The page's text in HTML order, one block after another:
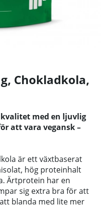
Chokladkola,
med en ljuvlig
att vara vegansk –
är ett växtbaserat
hög proteinhalt
Ärtprotein har en
sig extra bra för att
blanda med lite mer